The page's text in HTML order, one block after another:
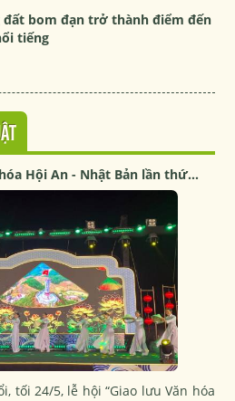
đất bom đạn trở thành điểm đến
tiếng
Hội An - Nhật Bản lần thứ...
tối 24/5, lễ hội “Giao lưu Văn hóa